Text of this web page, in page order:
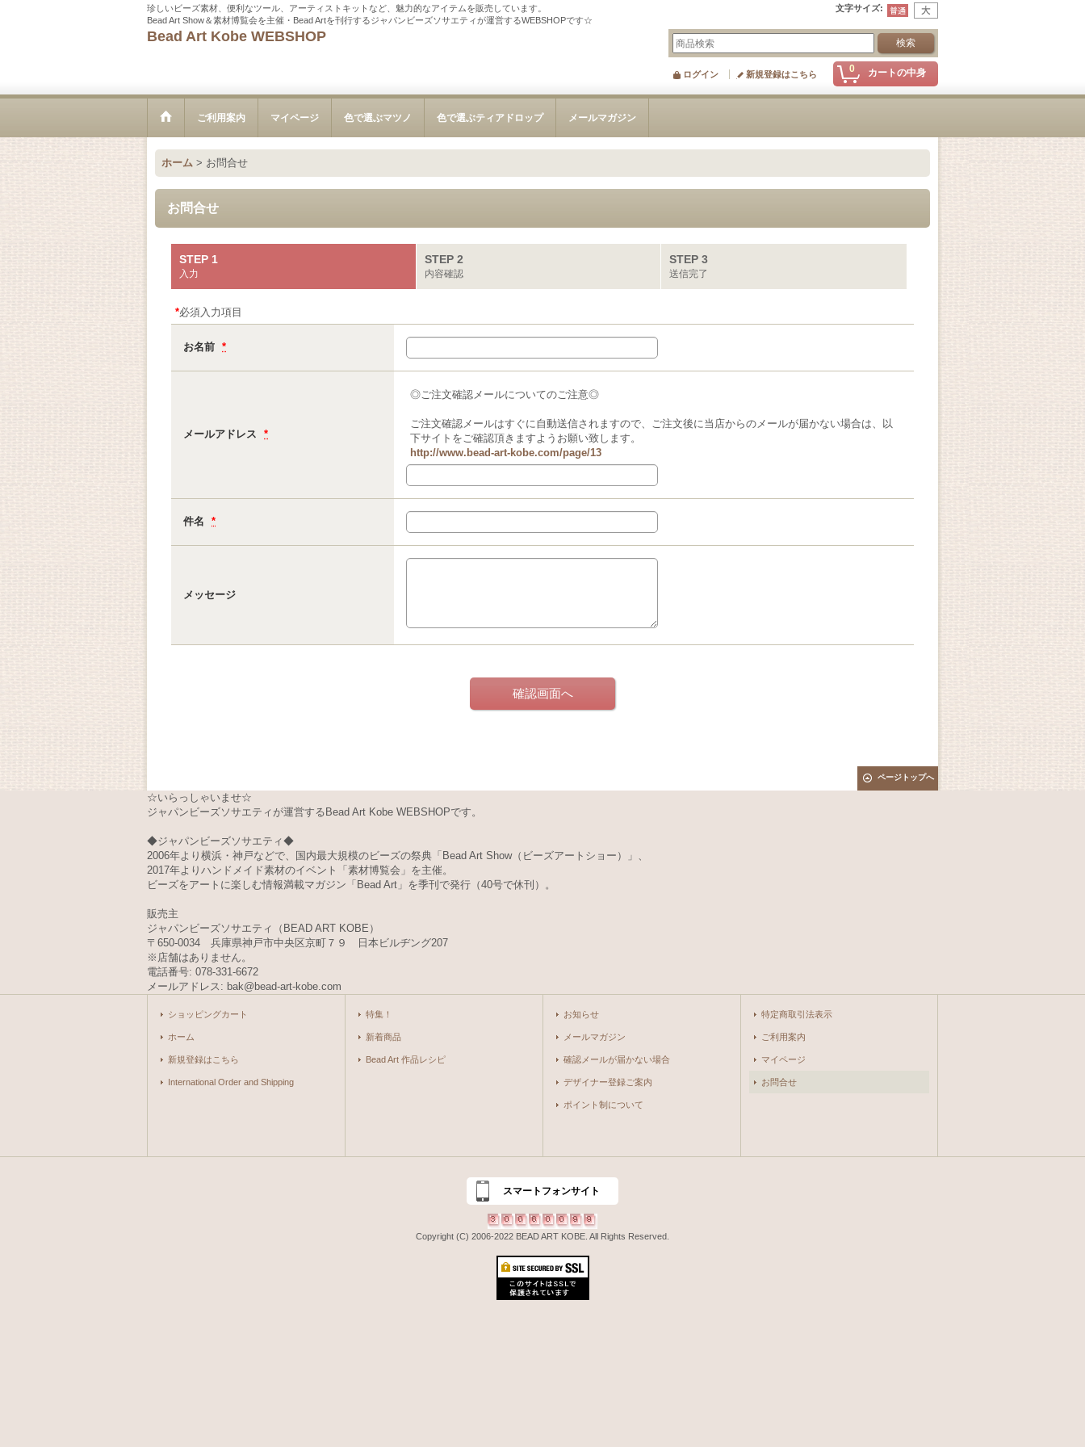
珍しいビーズ素材、便利なツール、アーティストキットなど、魅力的なアイテムを販売しています。
Bead Art Show＆素材博覧会を主催・Bead Artを刊行するジャパンビーズソサエティが運営するWEBSHOPです☆
文字サイズ:
Bead Art Kobe WEBSHOP
0 カートの中身
ログイン 新規登録はこちら
ご利用案内 マイページ 色で選ぶマツノ 色で選ぶティアドロップ メールマガジン
ホーム > お問合せ
お問合せ
STEP 1
入力
STEP 2
内容確認
STEP 3
送信完了
*必須入力項目
お名前 *
メールアドレス *
◎ご注文確認メールについてのご注意◎
ご注文確認メールはすぐに自動送信されますので、ご注文後に当店からのメールが届かない場合は、以
下サイトをご確認頂きますようお願い致します。
http://www.bead-art-kobe.com/page/13
件名 *
メッセージ
ページトップへ
☆いらっしゃいませ☆
ジャパンビーズソサエティが運営するBead Art Kobe WEBSHOPです。
◆ジャパンビーズソサエティ◆
2006年より横浜・神戸などで、国内最大規模のビーズの祭典「Bead Art Show（ビーズアートショー）」、
2017年よりハンドメイド素材のイベント「素材博覧会」を主催。
ビーズをアートに楽しむ情報満載マガジン「Bead Art」を季刊で発行（40号で休刊）。
販売主
ジャパンビーズソサエティ（BEAD ART KOBE）
〒650-0034 兵庫県神戸市中央区京町７９ 日本ビルヂング207
※店舗はありません。
電話番号: 078-331-6672
メールアドレス: bak@bead-art-kobe.com
ショッピングカート
ホーム
新規登録はこちら
International Order and Shipping
特集！
新着商品
Bead Art 作品レシピ
お知らせ
メールマガジン
確認メールが届かない場合
デザイナー登録ご案内
ポイント制について
特定商取引法表示
ご利用案内
マイページ
お問合せ
スマートフォンサイト
Copyright (C) 2006-2022 BEAD ART KOBE. All Rights Reserved.